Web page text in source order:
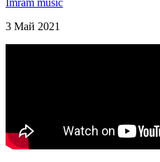
3 Май 2021